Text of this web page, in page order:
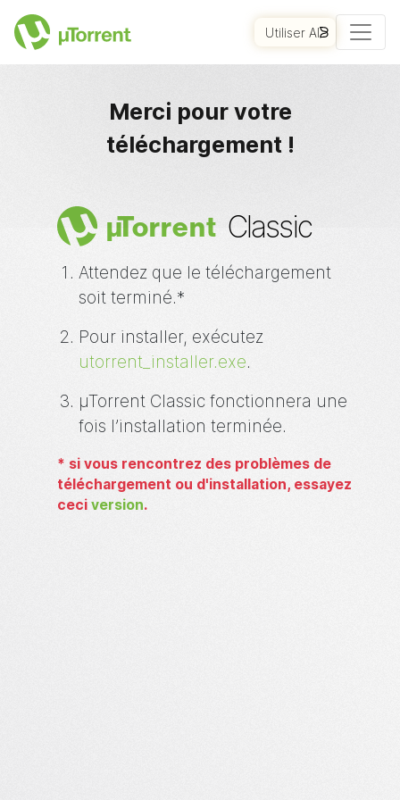
COMMENCER
Utiliser AI
Merci pour votre
téléchargement !
µTorrent Classic
Attendez que le téléchargement
soit terminé.*
Pour installer, exécutez
utorrent_installer.exe.
µTorrent Classic fonctionnera une
fois l’installation terminée.
* si vous rencontrez des problèmes de
téléchargement ou d'installation, essayez
ceci version.